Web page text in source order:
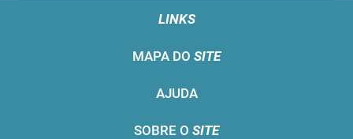
LINKS
MAPA DO SITE
AJUDA
SOBRE O SITE